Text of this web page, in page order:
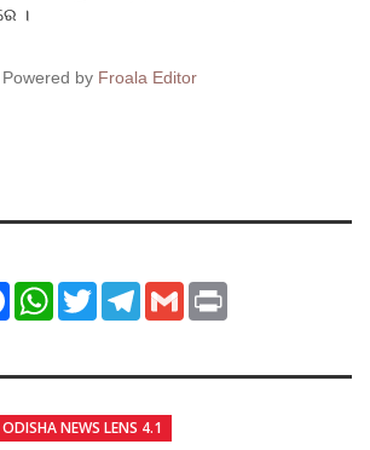
।
Powered by Froala Editor
FacebookWhatsApp
TwitterTelegram
Gmail
ODISHA NEWS LENS 4.1